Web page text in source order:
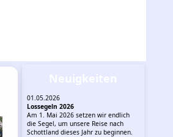
01.05.2026
Lossegeln 2026
Am 1. Mai 2026 setzen wir endlich
die Segel, um unsere Reise nach
Schottland dieses Jahr zu beginnen.